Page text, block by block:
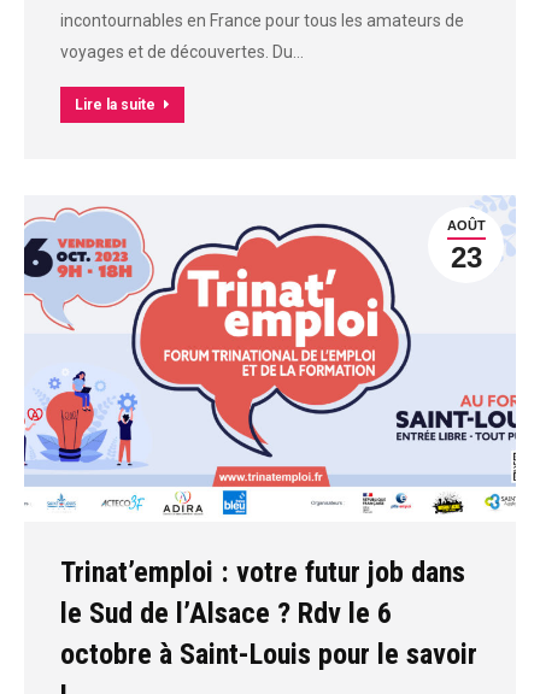
incontournables en France pour tous les amateurs de
voyages et de découvertes. Du…
Lire la suite
AOÛT
23
Trinat’emploi : votre futur job dans
le Sud de l’Alsace ? Rdv le 6
octobre à Saint-Louis pour le savoir